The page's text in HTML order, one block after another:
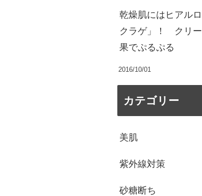
乾燥肌にはヒアル
クラゲ」！ クリ
果でぷるぷる
2016/10/01
カテゴリー
美肌
紫外線対策
砂糖断ち